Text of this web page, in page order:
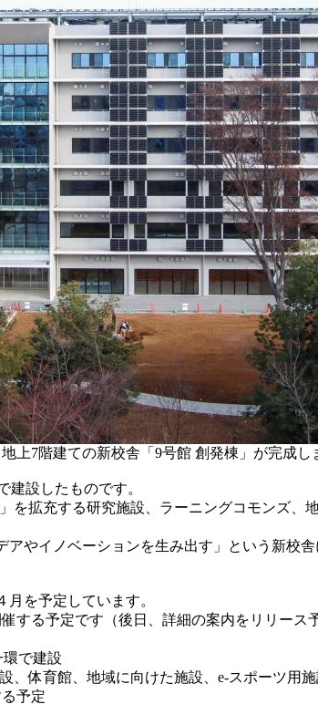
上7階建ての新校舎「9号館 創発棟」が完成し
建設したものです。
を拡充する研究施設、ラーニングコモンズ
やイノベーションを生み出す」という新校
を予定しています。
する予定です（後日、詳細の案内をリリース
環で建設
、体育館、地域に向けた施設、e-スポーツ用
予定